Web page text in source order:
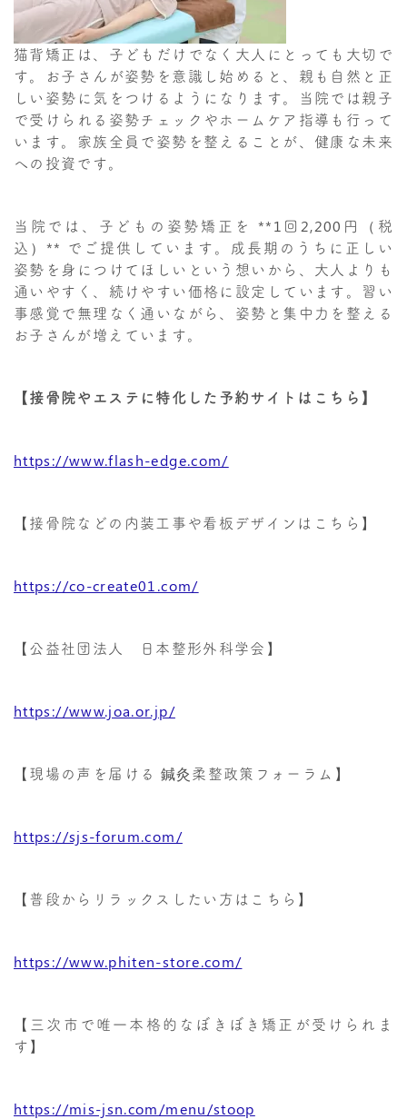
猫背矯正は、子どもだけでなく大人にとっても大切で
す。お子さんが姿勢を意識し始めると、親も自然と正
しい姿勢に気をつけるようになります。当院では親子
で受けられる姿勢チェックやホームケア指導も行って
います。家族全員で姿勢を整えることが、健康な未来
への投資です。
当院では、子どもの姿勢矯正を **1回2,200円（税
込）** でご提供しています。成長期のうちに正しい
姿勢を身につけてほしいという想いから、大人よりも
通いやすく、続けやすい価格に設定しています。習い
事感覚で無理なく通いながら、姿勢と集中力を整える
お子さんが増えています。
【接骨院やエステに特化した予約サイトはこちら】
https://www.flash-edge.com/
【接骨院などの内装工事や看板デザインはこちら】
https://co-create01.com/
【公益社団法人 日本整形外科学会】
https://www.joa.or.jp/
【現場の声を届ける 鍼灸柔整政策フォーラム】
https://sjs-forum.com/
【普段からリラックスしたい方はこちら】
https://www.phiten-store.com/
【三次市で唯一本格的なぼきぼき矯正が受けられま
す】
https://mis-jsn.com/menu/stoop